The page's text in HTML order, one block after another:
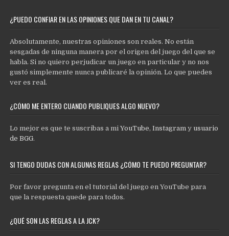
¿PUEDO CONFIAR EN LAS OPINIONES QUE DAN EN TU CANAL?
Absolutamente, nuestras opiniones son reales. No están
sesgadas de ninguna manera por el origen del juego del que se
habla. Si no quiero perjudicar un juego en particular y no nos
gustó simplemente nunca publicaré la opinión. Lo que puedes
ver es real.
¿CÓMO ME ENTERO CUANDO PUBLIQUES ALGO NUEVO?
Lo mejor es que te suscribas a miYouTube,Instagram y usuario
de BGG.
SI TENGO DUDAS CON ALGUNAS REGLAS ¿CÓMO TE PUEDO PREGUNTAR?
Por favor pregunta en el tutorial del juego en YouTube para
que la respuesta quede para todos.
¿QUÉ SON LAS REGLAS A LA JCK?